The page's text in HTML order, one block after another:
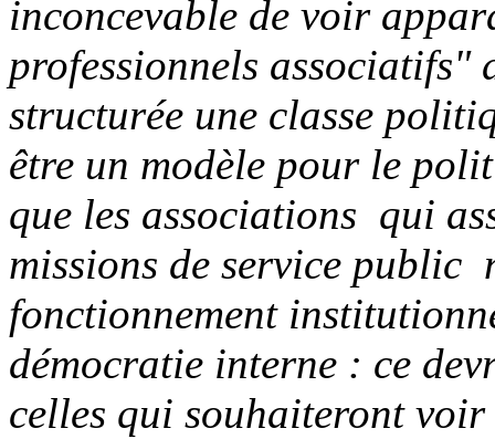
inconcevable de voir
professionnels associatifs"
structurée une classe
être un modèle pour le
que les associations ­ qui
missions de service public
fonctionnement
démocratie interne : ce
celles qui souhaiteront